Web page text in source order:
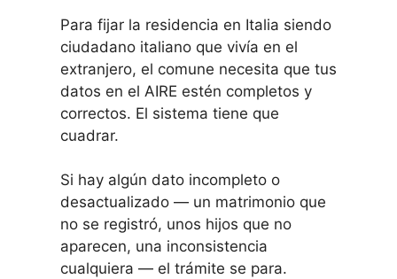
Para fijar la residencia en Italia siendo
ciudadano italiano que vivía en el
extranjero, el comune necesita que tus
datos en el AIRE estén completos y
correctos. El sistema tiene que
cuadrar.
Si hay algún dato incompleto o
desactualizado — un matrimonio que
no se registró, unos hijos que no
aparecen, una inconsistencia
cualquiera — el trámite se para.